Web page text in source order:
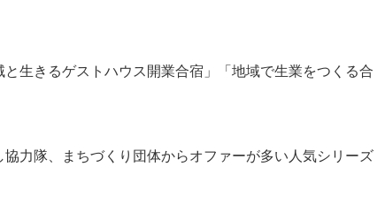
生きるゲストハウス開業合宿」「地域で生業をつくる合
力隊、まちづくり団体からオファーが多い人気シリーズ